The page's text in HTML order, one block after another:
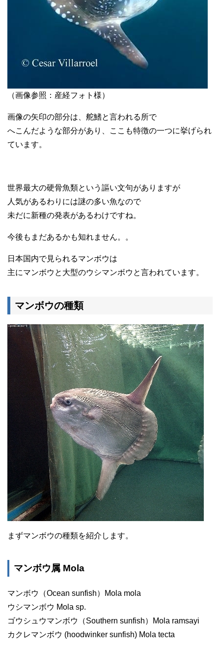
（画像参照：産経フォト様）
画像の矢印の部分は、舵鰭と言われる所で
へこんだような部分があり、ここも特徴の一つに挙げられ
ています。
世界最大の硬骨魚類という謳い文句がありますが
人気があるわりには謎の多い魚なので
未だに新種の発表があるわけですね。
今後もまだあるかも知れません。。
日本国内で見られるマンボウは
主にマンボウと大型のウシマンボウと言われています。
マンボウの種類
まずマンボウの種類を紹介します。
マンボウ属 Mola
マンボウ（Ocean sunfish）Mola mola
ウシマンボウ Mola sp.
ゴウシュウマンボウ（Southern sunfish）Mola ramsayi
カクレマンボウ (hoodwinker sunfish) Mola tecta